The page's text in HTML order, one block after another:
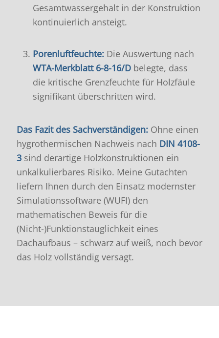
Gesamtwassergehalt in der Konstruktion
kontinuierlich ansteigt.
Porenluftfeuchte: Die Auswertung nach
WTA-Merkblatt 6-8-16/Dbelegte, dass
die kritische Grenzfeuchte für Holzfäule
signifikant überschritten wird.
Das Fazit des Sachverständigen: Ohne einen
hygrothermischen Nachweis nach DIN 4108-
3sind derartige Holzkonstruktionen ein
unkalkulierbares Risiko. Meine Gutachten
liefern Ihnen durch den Einsatz modernster
Simulationssoftware (WUFI) den
mathematischen Beweis für die
(Nicht-)Funktionstauglichkeit eines
Dachaufbaus – schwarz auf weiß, noch bevor
das Holz vollständig versagt.